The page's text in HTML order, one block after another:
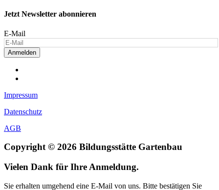
Jetzt Newsletter abonnieren
E-Mail
Anmelden
Impressum
Datenschutz
AGB
Copyright © 2026 Bildungsstätte Gartenbau
Vielen Dank für Ihre Anmeldung.
Sie erhalten umgehend eine E-Mail von uns. Bitte bestätigen Sie